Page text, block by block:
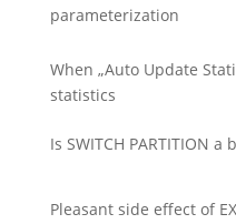
When „Auto Update
statistics
Is SWITCH PARTITION a
Pleasant side effect of